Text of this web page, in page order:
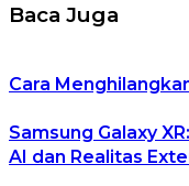
Baca Juga
Cara
Samsung Galaxy
AI dan Realitas